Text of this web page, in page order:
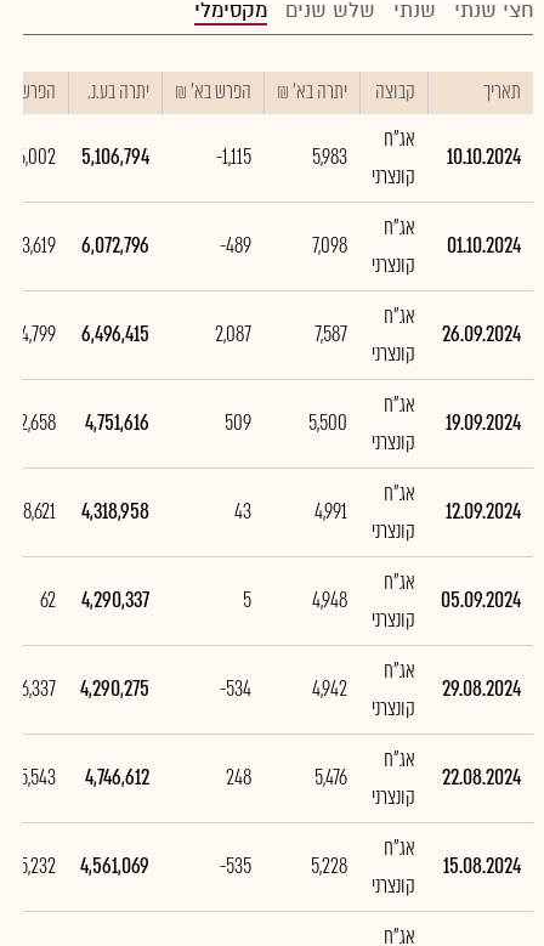
חצי שנתי שנתי שלש שנים מקסימלי
תאריך קבוצה יתרה בא' ₪ הפרש בא' ₪ יתרה בע.נ. הפרש
10.10.2024
אג"ח
קונצרני
5,983
-1,115
5,106,794
01.10.2024
אג"ח
קונצרני
7,098
-489
6,072,796
-423,619
26.09.2024
אג"ח
קונצרני
7,587
2,087
6,496,415
19.09.2024
אג"ח
קונצרני
5,500
509
4,751,616
432,658
12.09.2024
אג"ח
קונצרני
4,991
43
4,318,958
28,621
05.09.2024
אג"ח
קונצרני
4,948
5
4,290,337
62
29.08.2024
אג"ח
קונצרני
4,942
-534
4,290,275
22.08.2024
אג"ח
קונצרני
5,476
248
4,746,612
185,543
15.08.2024
אג"ח
קונצרני
5,228
-535
4,561,069
אג"ח